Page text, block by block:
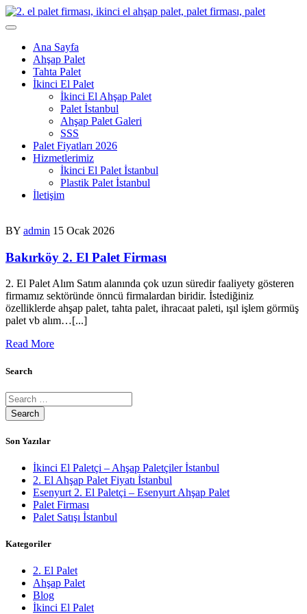
Skip
to
Ana Sayfa
Ahşap Palet
Tahta Palet
İkinci El Palet
İkinci El Ahşap Palet
Palet İstanbul
Ahşap Palet Galeri
SSS
Palet Fiyatları 2026
Hizmetlerimiz
İkinci El Palet İstanbul
Plastik Palet İstanbul
İletişim
BY admin 15 Ocak 2026
Bakırköy 2. El Palet Firması
2. El Palet Alım Satım alanında çok uzun süredir faaliyety gösteren
firmamız sektöründe önncü firmalardan biridir. İstediğiniz
özelliklerde ahşap palet, tahta palet, ihracaat paleti, ışıl işlem görmüş
palet vb alım…[...]
Read More
Search
Son Yazılar
İkinci El Paletçi – Ahşap Paletçiler İstanbul
2. El Ahşap Palet Fiyatı İstanbul
Esenyurt 2. El Paletçi – Esenyurt Ahşap Palet
Palet Firması
Palet Satışı İstanbul
Kategoriler
2. El Palet
Ahşap Palet
Blog
İkinci El Palet